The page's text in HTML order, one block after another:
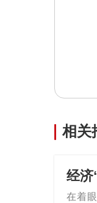
相关
经济
在着